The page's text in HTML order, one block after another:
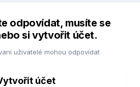
odpovídat, musíte se
si vytvořit účet.
uživatelé mohou odpovídat
účet